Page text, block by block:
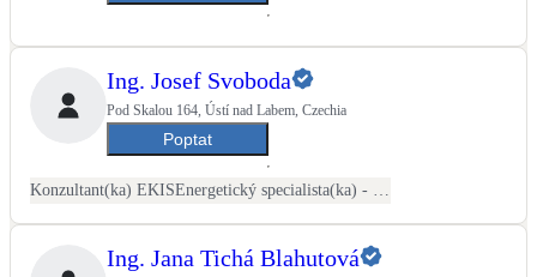
Ing. Josef Svoboda
Pod Skalou 164, Ústí nad Labem, Czechia
Poptat
Konzultant(ka) EKIS
Ing. Jana Tichá Blahutová